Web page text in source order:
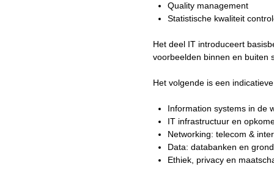
Quality management
Statistische kwaliteit
Het deel IT introduceert
voorbeelden binnen en buiten
Het volgende is een
Information systems in de
IT infrastructuur en
Networking: telecom &
Data: databanken en
Ethiek, privacy en